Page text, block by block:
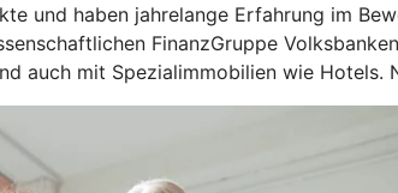
und haben jahrelange Erfahrung im
FinanzGruppe
auch mit Spezialimmobilien wie Hotels.